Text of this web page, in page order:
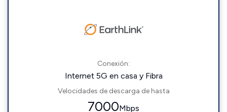
Conexión:
Internet 5G en casa y Fibra
Velocidades de descarga de hasta
7000Mbps